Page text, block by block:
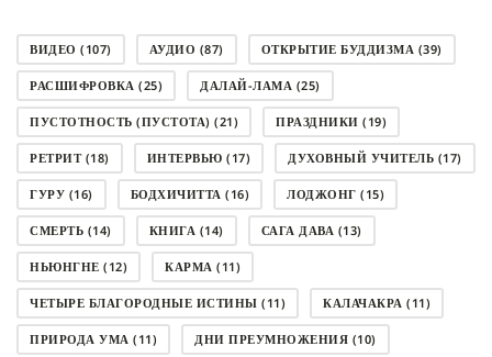
ВИДЕО (107) АУДИО (87) ОТКРЫТИЕ БУДДИЗМА (39)
РАСШИФРОВКА (25) ДАЛАЙ-ЛАМА (25)
ПУСТОТНОСТЬ (ПУСТОТА) (21) ПРАЗДНИКИ (19)
РЕТРИТ(18) ИНТЕРВЬЮ (17) ДУХОВНЫЙ УЧИТЕЛЬ (17)
ГУРУ (16) БОДХИЧИТТА (16) ЛОДЖОНГ (15)
СМЕРТЬ (14) КНИГА (14) САГА ДАВА (13)
НЬЮНГНЕ (12) КАРМА (11)
ЧЕТЫРЕ БЛАГОРОДНЫЕ ИСТИНЫ (11) КАЛАЧАКРА (11)
ПРИРОДА УМА (11) ДНИ ПРЕУМНОЖЕНИЯ (10)